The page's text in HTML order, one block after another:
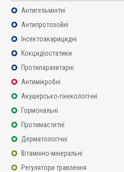
Антигельмінтні
Антипротозойні
Інсектоакарицидні
Кокцидіостатики
Протипаразитарні
Антимікробні
Акушерсько-гінекологічні
Гормональні
Протимаститні
Дерматологічні
Вітамінно-мінеральні
Регулятори травлення